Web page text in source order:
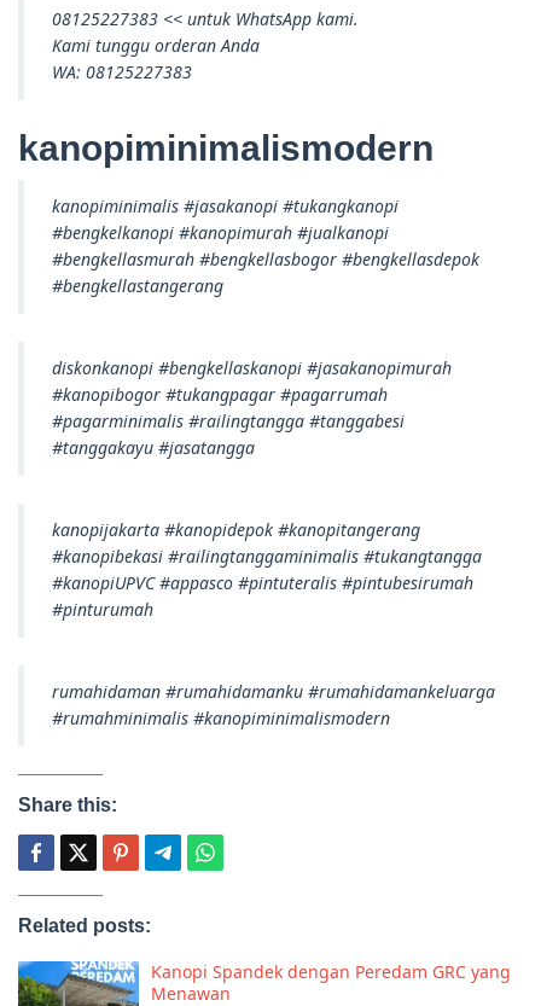
08125227383 << untuk WhatsApp kami.
Kami tunggu orderan Anda
WA: 08125227383
kanopiminimalismodern
kanopiminimalis #jasakanopi #tukangkanopi
#bengkelkanopi #kanopimurah #jualkanopi
#bengkellasmurah #bengkellasbogor #bengkellasdepok
#bengkellastangerang
diskonkanopi #bengkellaskanopi #jasakanopimurah
#kanopibogor #tukangpagar #pagarrumah
#pagarminimalis #railingtangga #tanggabesi
#tanggakayu #jasatangga
kanopijakarta #kanopidepok #kanopitangerang
#kanopibekasi #railingtanggaminimalis #tukangtangga
#kanopiUPVC #appasco #pintuteralis #pintubesirumah
#pinturumah
rumahidaman #rumahidamanku #rumahidamankeluarga
#rumahminimalis #kanopiminimalismodern
Share this:
Related posts:
Kanopi Spandek dengan Peredam GRC yang
Menawan